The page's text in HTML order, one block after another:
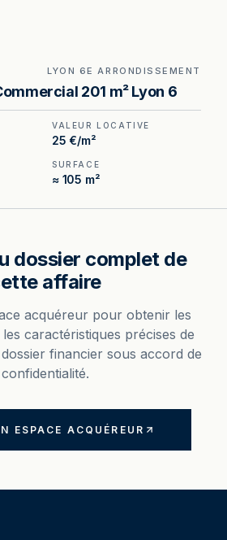
de 196 m² à louer à Lyon 6e —
adresse de prestige, niveau de
LYON 6E ARRONDISSEMENT
201 m² Lyon 6
VALEUR LOCATIVE
25 €/m²
SURFACE
≈ 105 m²
dossier complet de
affaire
acquéreur pour obtenir les
caractéristiques précises de
financier sous accord de
confidentialité.
ESPACE ACQUÉREUR